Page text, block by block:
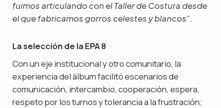
fuimos articulando con el Taller de Costura desde
el que fabricamos gorros celestes y blancos”.
La selección de la EPA 8
Con un eje institucional y otro comunitario, la
experiencia del álbum facilitó escenarios de
comunicación, intercambio, cooperación, espera,
respeto por los turnos y tolerancia a la frustración;